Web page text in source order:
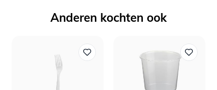
Anderen kochten ook